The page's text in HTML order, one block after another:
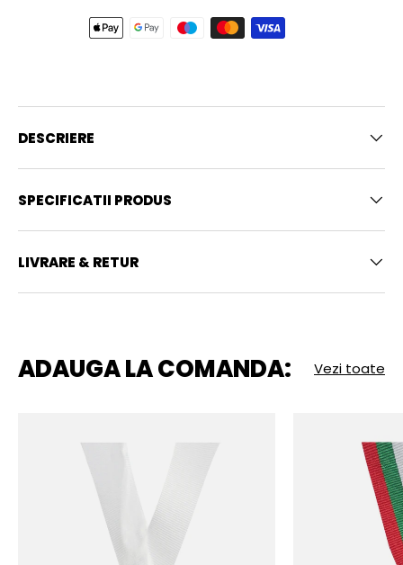
DESCRIERE
SPECIFICATII PRODUS
LIVRARE & RETUR
ADAUGA LA COMANDA: Vezi toate